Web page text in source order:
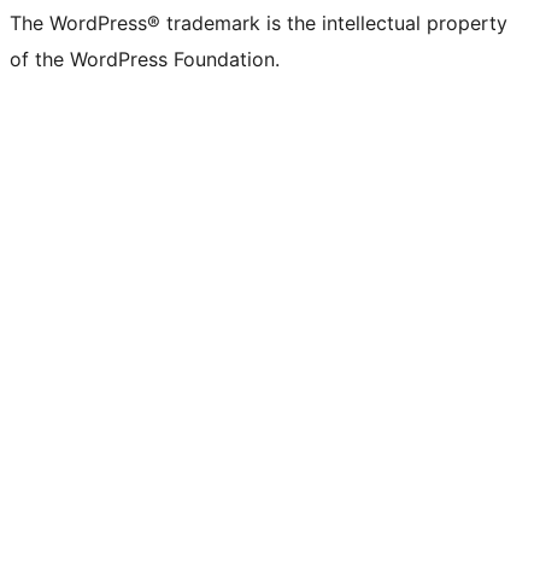
The WordPress® trademark is the intellectual property
of the WordPress Foundation.